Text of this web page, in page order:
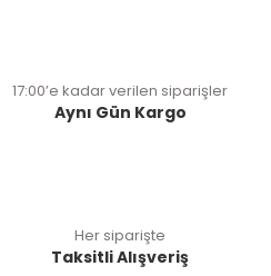
17:00’e kadar verilen siparişler
Aynı Gün Kargo
Her siparişte
Taksitli Alışveriş